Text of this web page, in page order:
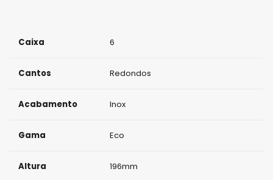
Caixa 6
Cantos Redondos
Acabamento Inox
Gama Eco
Altura 196mm